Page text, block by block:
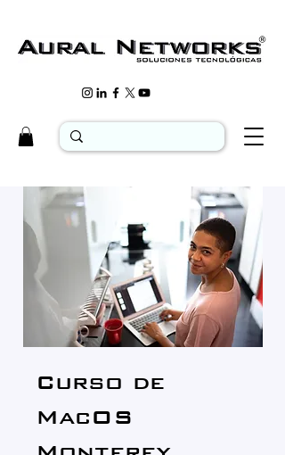
Curso de
MacOS